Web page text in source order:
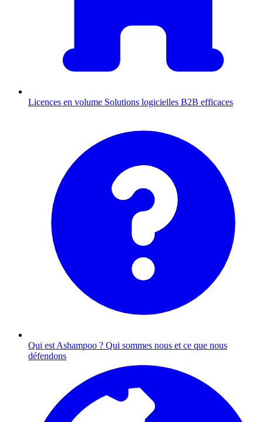
Licences en volume Solutions logicielles B2B efficaces
Qui est Ashampoo ? Qui sommes nous et ce que nous
défendons